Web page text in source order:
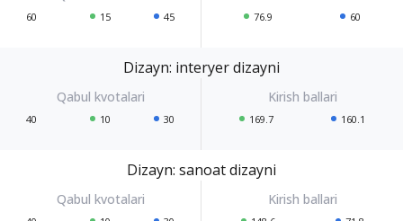
60 15 45 76.9 60
Dizayn: interyer dizayni
40 10 30 169.7 160.1
Dizayn: sanoat dizayni